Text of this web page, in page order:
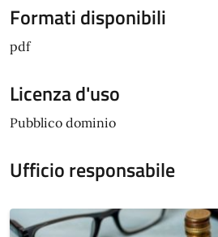
Formati disponibili
pdf
Licenza d'uso
Pubblico dominio
Ufficio responsabile